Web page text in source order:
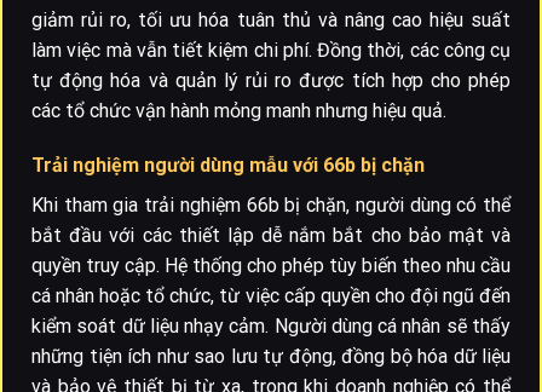
giảm rủi ro, tối ưu hóa tuân thủ và nâng cao hiệu suất
làm việc mà vẫn tiết kiệm chi phí. Đồng thời, các công cụ
tự động hóa và quản lý rủi ro được tích hợp cho phép
các tổ chức vận hành mỏng manh nhưng hiệu quả.
Trải nghiệm người dùng mẫu với 66b bị chặn
Khi tham gia trải nghiệm 66b bị chặn, người dùng có thể
bắt đầu với các thiết lập dễ nắm bắt cho bảo mật và
quyền truy cập. Hệ thống cho phép tùy biến theo nhu cầu
cá nhân hoặc tổ chức, từ việc cấp quyền cho đội ngũ đến
kiểm soát dữ liệu nhạy cảm. Người dùng cá nhân sẽ thấy
những tiện ích như sao lưu tự động, đồng bộ hóa dữ liệu
và bảo vệ thiết bị từ xa, trong khi doanh nghiệp có thể